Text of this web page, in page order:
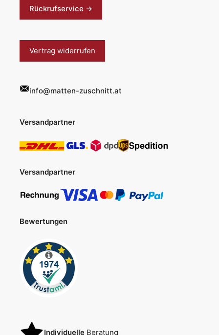
Rückrufservice →
Vertrag widerrufen
info@matten-zuschnitt.at
Versandpartner
Versandpartner
Bewertungen
Individuelle Beratung